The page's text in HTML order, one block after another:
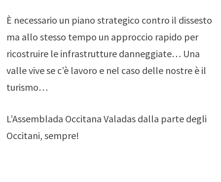
È necessario un piano strategico contro il dissesto
ma allo stesso tempo un approccio rapido per
ricostruire le infrastrutture danneggiate… Una
valle vive se c’è lavoro e nel caso delle nostre è il
turismo…
L’Assemblada Occitana Valadas dalla parte degli
Occitani, sempre!